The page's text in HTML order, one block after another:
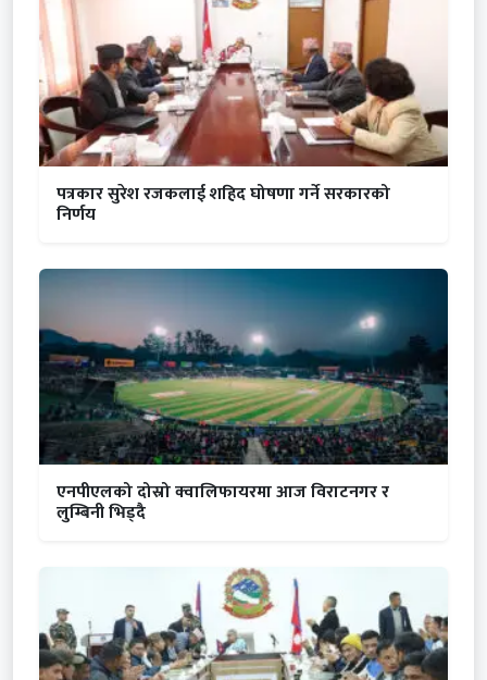
पत्रकार सुरेश रजकलाई शहिद घोषणा गर्ने सरकारको
निर्णय
एनपीएलको दोस्रो क्वालिफायरमा आज विराटनगर र
लुम्बिनी भिड्दै